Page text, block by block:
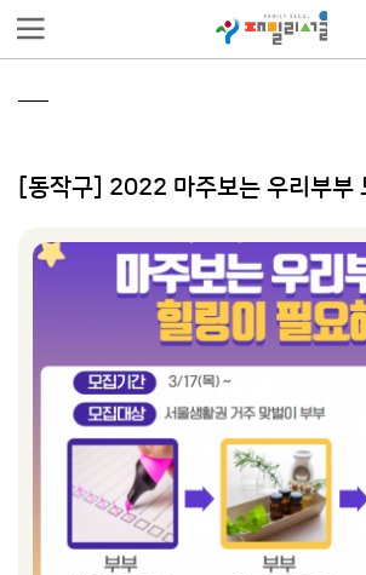
[동작구] 2022 마주보는 우리부부